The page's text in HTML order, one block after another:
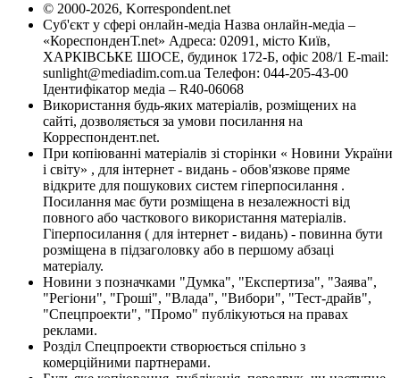
© 2000-2026, Korrespondent.net
Суб'єкт у сфері онлайн-медіа Назва онлайн-медіа –
«КореспонденТ.net» Адреса: 02091, місто Київ,
ХАРКІВСЬКЕ ШОСЕ, будинок 172-Б, офіс 208/1 E-mail:
sunlight@mediadim.com.ua Телефон: 044-205-43-00
Ідентифікатор медіа – R40-06068
Використання будь-яких матеріалів, розміщених на
сайті, дозволяється за умови посилання на
Корреспондент.net.
При копіюванні матеріалів зі сторінки « Новини України
і світу» , для інтернет - видань - обов'язкове пряме
відкрите для пошукових систем гіперпосилання .
Посилання має бути розміщена в незалежності від
повного або часткового використання матеріалів.
Гіперпосилання ( для інтернет - видань) - повинна бути
розміщена в підзаголовку або в першому абзаці
матеріалу.
Новини з позначками "Думка", "Експертиза", "Заява",
"Регіони", "Гроші", "Влада", "Вибори", "Тест-драйв",
"Спецпроекти", "Промо" публікуються на правах
реклами.
Розділ Спецпроекти створюється спільно з
комерційними партнерами.